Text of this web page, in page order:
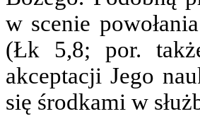
w scenie
(Łk 5,8; por.
akceptacji Jego
się środkami w